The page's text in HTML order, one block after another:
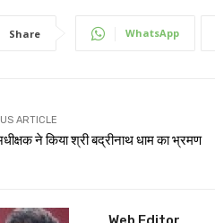
Share WhatsApp
ARTICLE
ने किया श्री बद्रीनाथ धाम का भ्रमण